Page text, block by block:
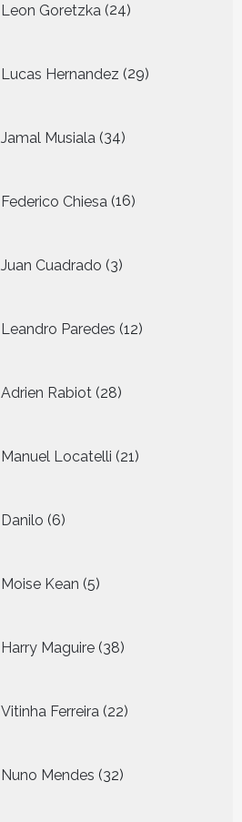
Leon Goretzka 24
producten
Lucas Hernandez 29
producten
Jamal Musiala 34
producten
Federico Chiesa 16
producten
Juan Cuadrado 3
producten
Leandro Paredes 12
producten
Adrien Rabiot 28
producten
Manuel Locatelli 21
producten
Danilo 6
producten
Moise Kean 5
producten
Harry Maguire 38
producten
Vitinha Ferreira 22
producten
Nuno Mendes 32
producten